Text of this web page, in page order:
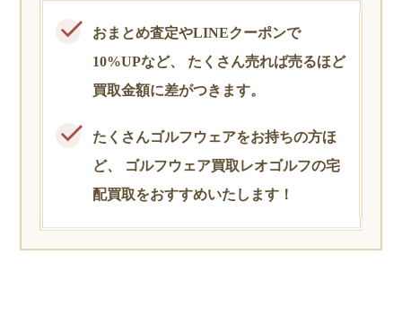
おまとめ査定やLINEクーポンで
10%UPなど、
たくさん売れば売るほど
買取金額に差がつきます。
たくさんゴルフウェアをお持ちの方ほ
ど、
ゴルフウェア買取レオゴルフの宅
配買取をおすすめいたします！